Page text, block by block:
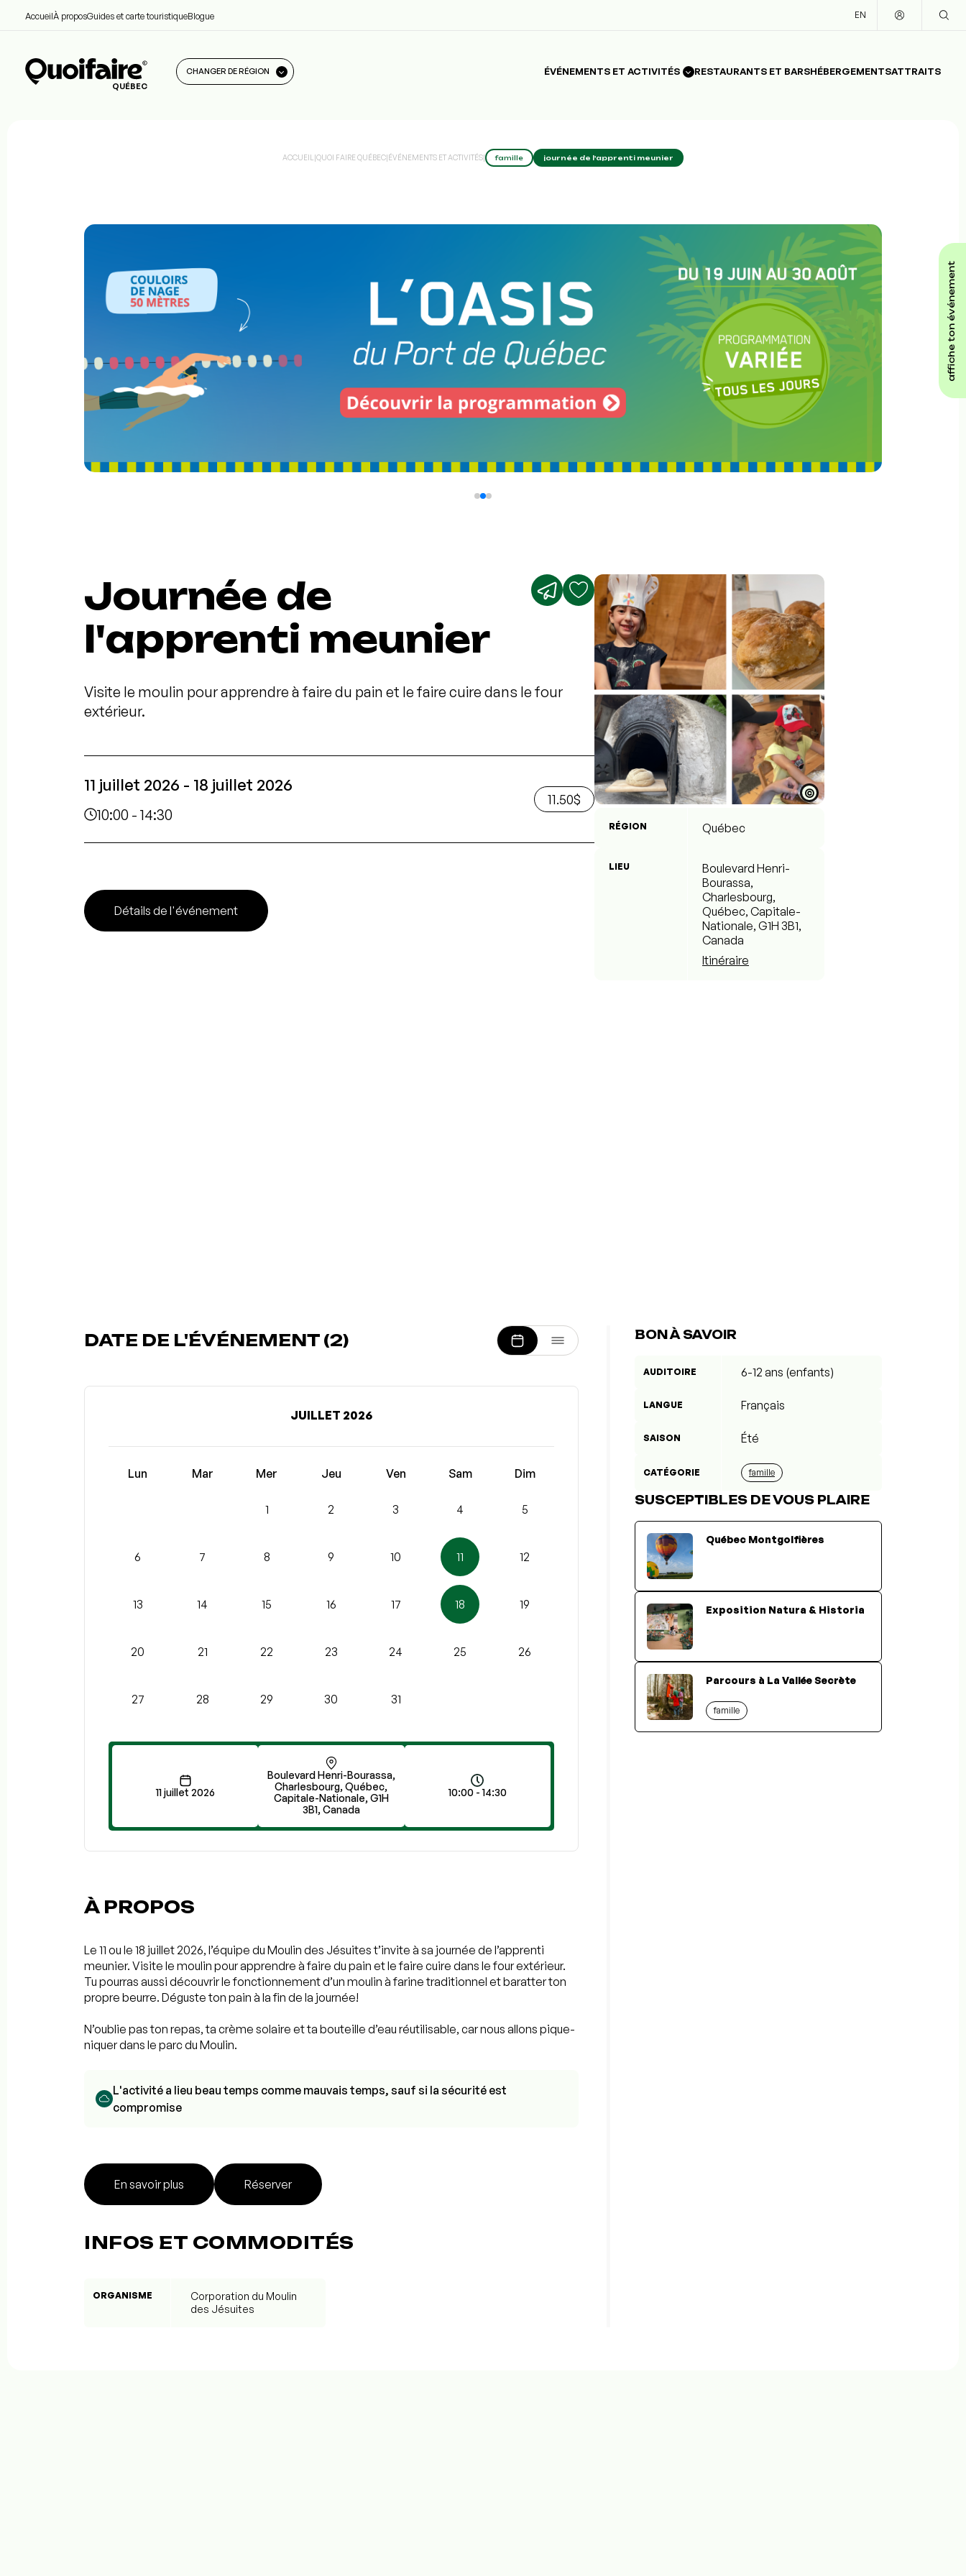
AccueilÀ proposGuides et carte touristiqueBlogue EN
QUÉBEC
CHANGER DE RÉGION ÉVÉNEMENTS ET ACTIVITÉS RESTAURANTS ET BARSHÉBERGEMENTSATTRAITS
affiche ton événement
ACCUEIL |QUOI FAIRE QUÉBEC|ÉVÉNEMENTS ET ACTIVITÉS| famille journée de l'apprenti meunier
Journée de
l'apprenti meunier
Visite le moulin pour apprendre à faire du pain et le faire cuire dans le four
extérieur.
11 juillet 2026 - 18 juillet 2026
10:00 - 14:30
11.50$
Détails de l'événement
©
RÉGION Québec
LIEU
Boulevard Henri-
Bourassa,
Charlesbourg,
Québec, Capitale-
Nationale, G1H 3B1,
Canada
Itinéraire
DATE DE L'ÉVÉNEMENT (2)
JUILLET 2026
Lun Mar Mer Jeu Ven Sam Dim
1 2 3 4 5
6 7 8 9 10 11 12
13 14 15 16 17 18 19
20 21 22 23 24 25 26
27 28 29 30 31
11 juillet 2026
Boulevard Henri-Bourassa,
Charlesbourg, Québec,
Capitale-Nationale, G1H
3B1, Canada
10:00 - 14:30
À PROPOS
Le 11 ou le 18 juillet 2026, l’équipe du Moulin des Jésuites t’invite à sa journée de l’apprenti
meunier. Visite le moulin pour apprendre à faire du pain et le faire cuire dans le four extérieur.
Tu pourras aussi découvrir le fonctionnement d’un moulin à farine traditionnel et baratter ton
propre beurre. Déguste ton pain à la fin de la journée!
N’oublie pas ton repas, ta crème solaire et ta bouteille d’eau réutilisable, car nous allons pique-
niquer dans le parc du Moulin.
L'activité a lieu beau temps comme mauvais temps, sauf si la sécurité est
compromise
En savoir plus Réserver
INFOS ET COMMODITÉS
ORGANISME
Corporation du Moulin
des Jésuites
BON À SAVOIR
AUDITOIRE 6-12 ans (enfants)
LANGUE Français
SAISON Été
CATÉGORIE famille
SUSCEPTIBLES DE VOUS PLAIRE
Québec Montgolfières
Exposition Natura & Historia
Parcours à La Vallée Secrète
famille